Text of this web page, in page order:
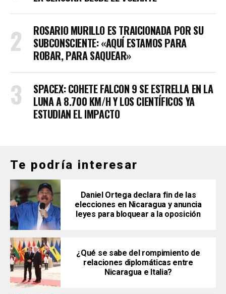
ROSARIO MURILLO ES TRAICIONADA POR SU
SUBCONSCIENTE: «AQUÍ ESTAMOS PARA
ROBAR, PARA SAQUEAR»
SPACEX: COHETE FALCON 9 SE ESTRELLA EN LA
LUNA A 8.700 KM/H Y LOS CIENTÍFICOS YA
ESTUDIAN EL IMPACTO
Te podría interesar
Daniel Ortega declara fin de las
elecciones en Nicaragua y anuncia
leyes para bloquear a la oposición
¿Qué se sabe del rompimiento de
relaciones diplomáticas entre
Nicaragua e Italia?